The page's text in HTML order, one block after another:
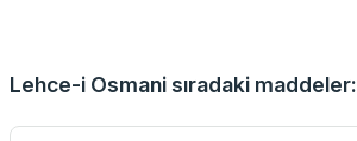
Lehce-i Osmani sıradaki maddeler: